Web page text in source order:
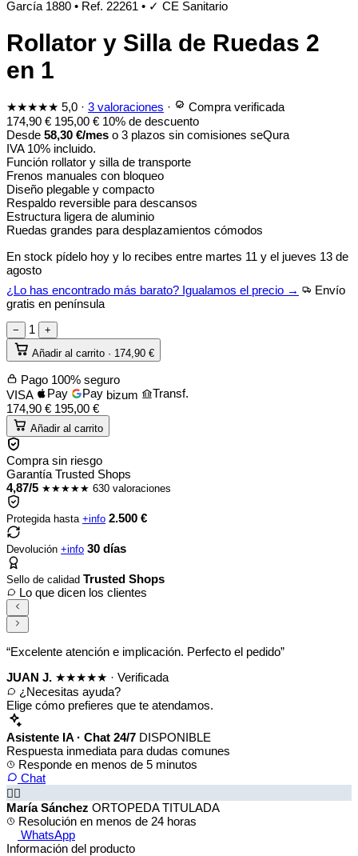
García 1880 • Ref. 22261 • ✓ CE Sanitario
Rollator y Silla de Ruedas 2
en 1
★★★★★ 5,0 · 3 valoraciones ·
Compra verificada
174,90 € 195,00 € 10% de descuento
Desde 58,30 €/mes o 3 plazos sin comisiones seQura
IVA 10% incluido.
Función rollator y silla de transporte
Frenos manuales con bloqueo
Diseño plegable y compacto
Respaldo reversible para descansos
Estructura ligera de aluminio
Ruedas grandes para desplazamientos cómodos
En stock pídelo hoy y lo recibes entre martes 11 y el jueves 13 de
agosto
¿Lo has encontrado más barato? Igualamos el precio →
Envío
gratis en península
− 1
+
Añadir al carrito · 174,90 €
Pago 100% seguro
VISA
Pay Pay bizum
Transf.
174,90 € 195,00 €
Añadir al carrito
Compra sin riesgo
Garantía Trusted Shops
4,87/5 ★★★★★ 630 valoraciones
Protegida hasta +info 2.500 €
Devolución +info 30 días
Sello de calidad Trusted Shops
Lo que dicen los clientes
“Excelente atención e implicación. Perfecto el pedido”
JUAN J. ★★★★★ · Verificada
¿Necesitas ayuda?
Elige cómo prefieres que te atendamos.
Asistente IA · Chat 24/7 DISPONIBLE
Respuesta inmediata para dudas comunes
Responde en menos de 5 minutos
Chat
👩‍⚕️
María Sánchez ORTOPEDA TITULADA
Resolución en menos de 24 horas
WhatsApp
Información del producto